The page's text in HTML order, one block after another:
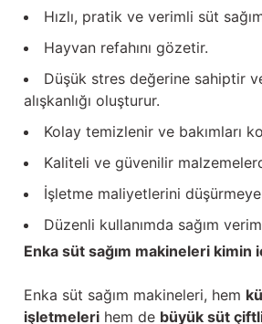
Hızlı, pratik ve verimli süt
Hayvan refahını gözetir.
Düşük stres değerine sahiptir
alışkanlığı oluşturur.
Kolay temizlenir ve bakımları
Kaliteli ve güvenilir
İşletme maliyetlerini düşürmeye
Düzenli kullanımda sağım
Enka süt sağım makineleri kimin
Enka süt sağım makineleri, hem
işletmeleri hem de büyük süt